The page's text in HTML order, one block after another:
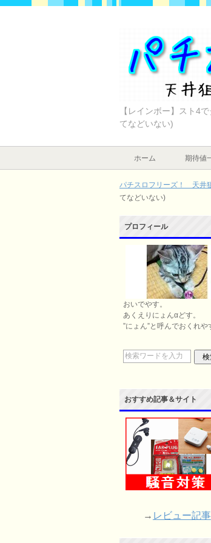
【レインボー】スト4
てなどいない)
ホーム 期待値
パチスロフリーズ！ 天井
てなどいない)
プロフィール
おいでやす。
あくえりにょんαどす。
”にょん”と呼んでおくれや
おすすめ記事＆サイト
→ レビュー記事